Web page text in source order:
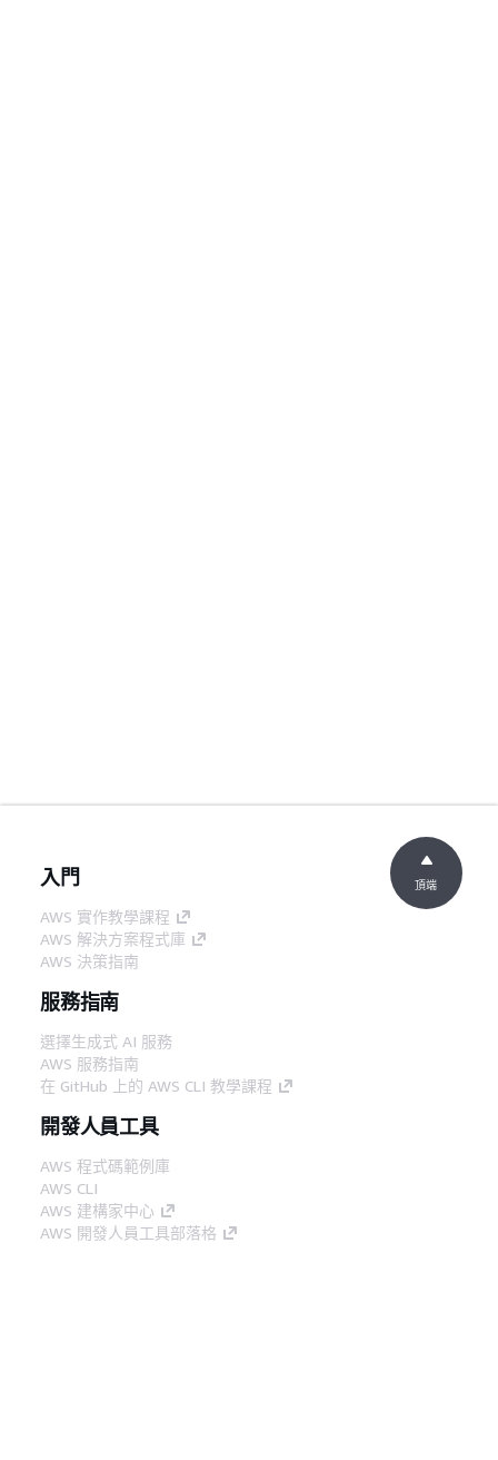
入門
AWS 實作教學課程
AWS 解決方案程式庫
AWS 決策指南
服務指南
選擇生成式 AI 服務
AWS 服務指南
在 GitHub 上的 AWS CLI 教學課程
開發人員工具
AWS 程式碼範例庫
AWS CLI
AWS 建構家中心
AWS 開發人員工具部落格
頂端